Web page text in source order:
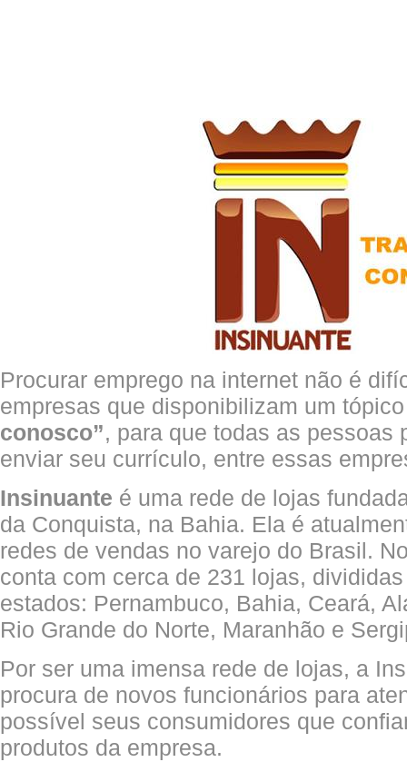
Procurar emprego na internet não é
empresas que disponibilizam um
conosco”, para que todas as pessoas
enviar seu currículo, entre essas
Insinuante é uma rede de lojas
da Conquista, na Bahia. Ela é
redes de vendas no varejo do Brasil.
conta com cerca de 231 lojas,
estados: Pernambuco, Bahia, Ceará,
Rio Grande do Norte, Maranhão e
Por ser uma imensa rede de lojas, a
procura de novos funcionários para
possível seus consumidores que
produtos da empresa.